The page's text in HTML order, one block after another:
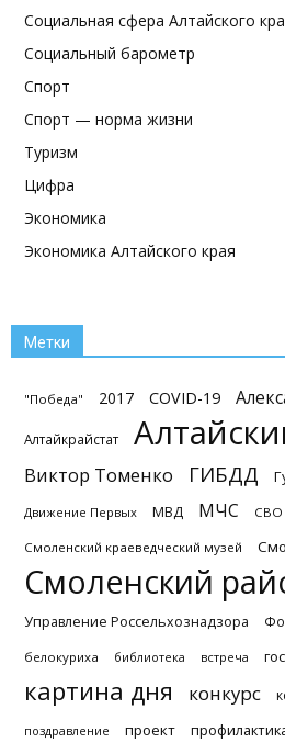
Социальная сфера Алтайского
Социальный барометр
Спорт
Спорт — норма жизни
Туризм
Цифра
Экономика
Экономика Алтайского края
Метки
"Победа" 2017 COVID-19
Алтайкрайстат
Виктор Томенко ГИБДД
Движение Первых МВД МЧС СВО
Смоленский краеведческий музей
Смоленский
Управление Россельхознадзора
белокуриха библиотека встреча
картина дня конкурс
поздравление проект